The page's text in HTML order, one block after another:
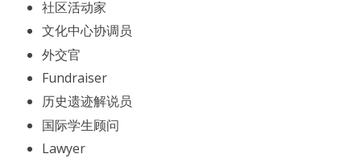
社区活动家
文化中心协调员
外交官
Fundraiser
历史遗迹解说员
国际学生顾问
Lawyer